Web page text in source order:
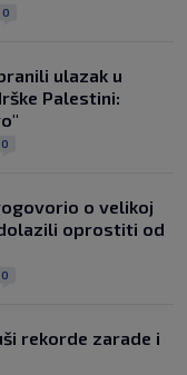
0
ulazak u
Palestini:
0
o velikoj
oprostiti od
0
rekorde zarade i